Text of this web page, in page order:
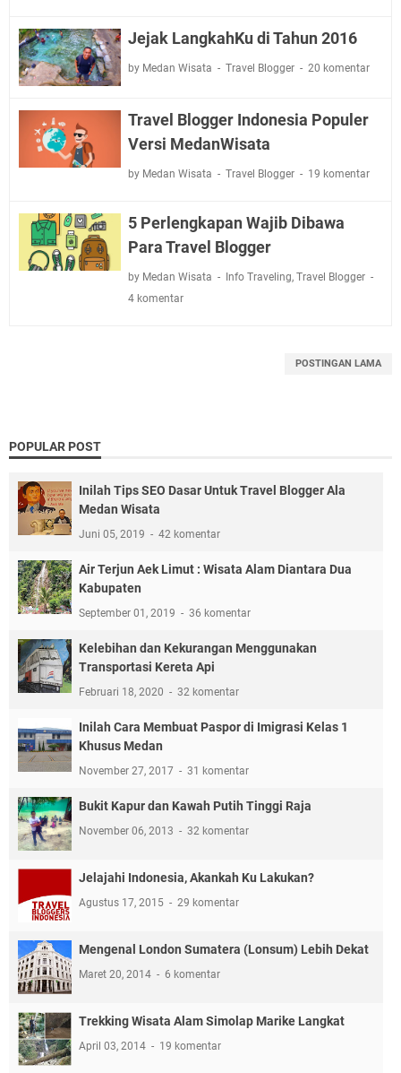
Jejak LangkahKu di Tahun 2016
by Medan Wisata Travel Blogger 20 komentar
Travel Blogger Indonesia Populer
Versi MedanWisata
by Medan Wisata Travel Blogger 19 komentar
5 Perlengkapan Wajib Dibawa
Para Travel Blogger
by Medan Wisata Info Traveling, Travel Blogger
4 komentar
POSTINGAN LAMA
POPULAR POST
Inilah Tips SEO Dasar Untuk Travel Blogger Ala
Medan Wisata
Juni 05, 2019 42 komentar
Air Terjun Aek Limut : Wisata Alam Diantara Dua
Kabupaten
September 01, 2019 36 komentar
Kelebihan dan Kekurangan Menggunakan
Transportasi Kereta Api
Februari 18, 2020 32 komentar
Inilah Cara Membuat Paspor di Imigrasi Kelas 1
Khusus Medan
November 27, 2017 31 komentar
Bukit Kapur dan Kawah Putih Tinggi Raja
November 06, 2013 32 komentar
Jelajahi Indonesia, Akankah Ku Lakukan?
Agustus 17, 2015 29 komentar
Mengenal London Sumatera (Lonsum) Lebih Dekat
Maret 20, 2014 6 komentar
Trekking Wisata Alam Simolap Marike Langkat
April 03, 2014 19 komentar